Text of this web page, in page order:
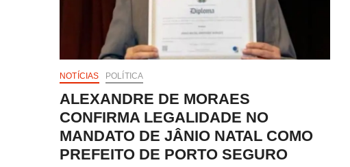
NOTÍCIAS POLÍTICA
ALEXANDRE DE MORAES
CONFIRMA LEGALIDADE NO
MANDATO DE JÂNIO NATAL COMO
PREFEITO DE PORTO SEGURO